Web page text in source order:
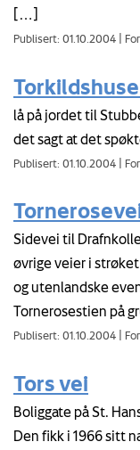
[…]
Publisert: 01.10.2004
lå på jordet til
det sagt at det
Publisert: 01.10.2004
Sidevei til
øvrige veier i
og utenlandske
Tornerosestien på
Publisert: 01.10.2004
Tors vei
Boliggate på St.
Den fikk i 1966 sitt